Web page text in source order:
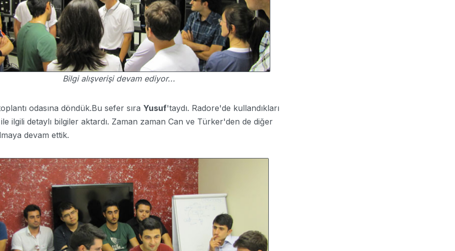
Bilgi alışverişi devam ediyor...
odasına döndük.Bu sefer sıra Yusuf'taydı. Radore'de kullandıkları
ilgili detaylı bilgiler aktardı. Zaman zaman Can ve Türker'den de diğer
devam ettik.